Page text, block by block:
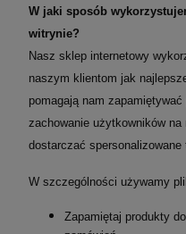
W jaki sposób
witrynie?
Nasz sklep internetowy
naszym klientom jak
pomagają nam
zachowanie użytkowników
dostarczać spersonalizowane
W szczególności używamy
Zapamiętaj produkty